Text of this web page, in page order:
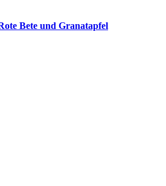
Bete und Granatapfel